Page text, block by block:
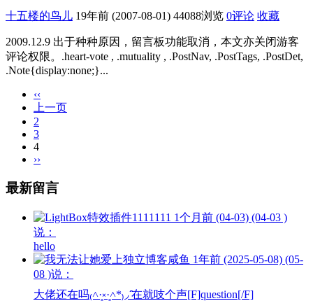
十五楼的鸟儿 19年前 (2007-08-01) 44088浏览 0评论 收藏
2009.12.9 出于种种原因，留言板功能取消，本文亦关闭游客
评论权限。.heart-vote , .mutuality , .PostNav, .PostTags, .PostDet,
.Note{display:none;}...
‹‹
上一页
2
3
4
››
最新留言
1111111 1个月前 (04-03) (04-03 )
说：
hello
咸鱼 1年前 (2025-05-08) (05-
08 )说：
大佬还在吗₍˄·͈༝·͈˄*₎◞ ̑̑在就吱个声[F]question[/F]